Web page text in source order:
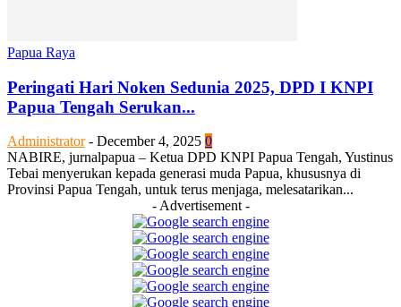
Papua Raya
Peringati Hari Noken Sedunia 2025, DPD I KNPI
Papua Tengah Serukan...
Administrator - December 4, 2025 0
NABIRE, jurnalpapua – Ketua DPD KNPI Papua Tengah, Yustinus
Tebai menyerukan kepada generasi muda Papua, khususnya di
Provinsi Papua Tengah, untuk terus menjaga, melesatarikan...
- Advertisement -